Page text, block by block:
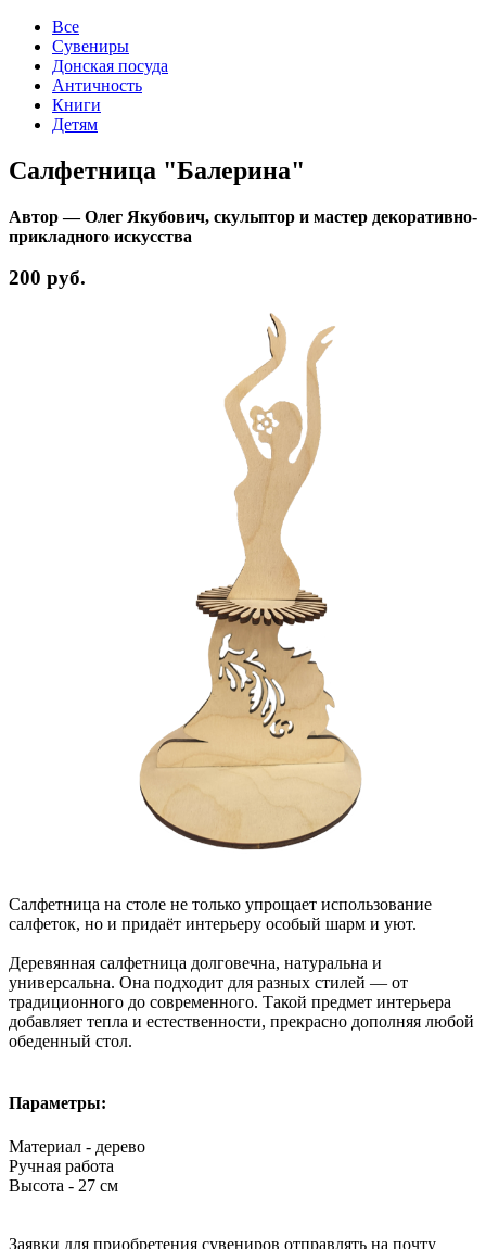
Все
Сувениры
Донская посуда
Античность
Книги
Детям
Салфетница "Балерина"
Автор — Олег Якубович, скульптор и мастер декоративно-
прикладного искусства
200 руб.
Салфетница на столе не только упрощает использование
салфеток, но и придаёт интерьеру особый шарм и уют.
Деревянная салфетница долговечна, натуральна и
универсальна. Она подходит для разных стилей — от
традиционного до современного. Такой предмет интерьера
добавляет тепла и естественности, прекрасно дополняя любой
обеденный стол.
Параметры:
Материал - дерево
Ручная работа
Высота - 27 см
Заявки для приобретения сувениров отправлять на почту